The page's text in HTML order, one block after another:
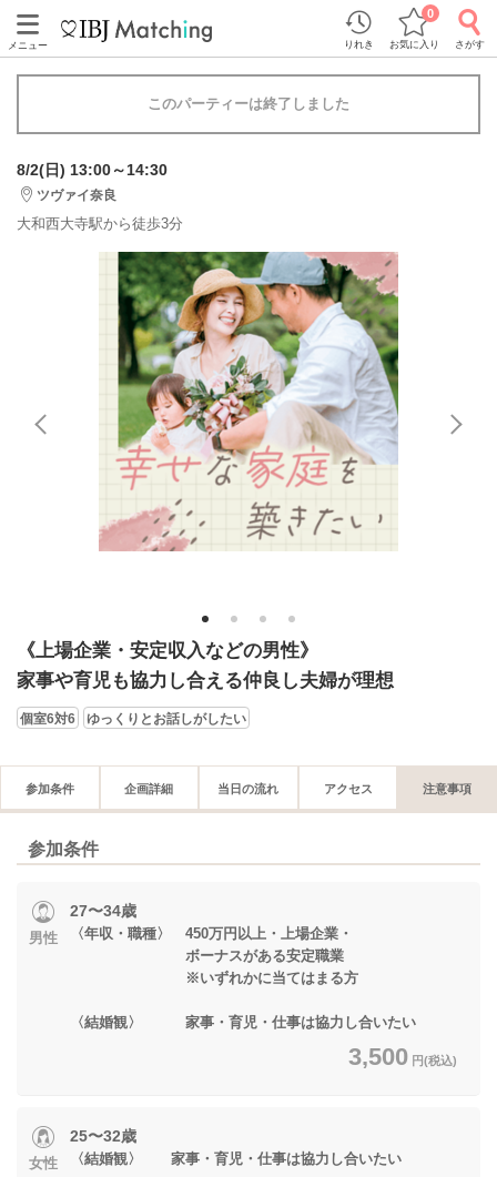
メニュー りれき お気に入り
0
さがす
このパーティーは終了しました
8/2(日) 13:00～14:30
ツヴァイ奈良
大和西大寺駅から徒歩3分
1 2 3 4
《上場企業・安定収入などの男性》
家事や育児も協力し合える仲良し夫婦が理想
個室6対6 ゆっくりとお話しがしたい
参加条件 企画詳細 当日の流れ アクセス 注意事項
参加条件
男性
27〜34歳
〈年収・職種〉 450万円以上・上場企業・
ボーナスがある安定職業
※いずれかに当てはまる方
〈結婚観〉 家事・育児・仕事は協力し合いたい
3,500 円(税込)
女性
25〜32歳
〈結婚観〉 家事・育児・仕事は協力し合いたい